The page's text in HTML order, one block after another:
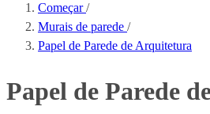
Começar/
Murais de parede /
Papel de Parede de Arquitetura
Papel de Parede